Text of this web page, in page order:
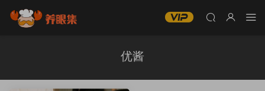
优酱